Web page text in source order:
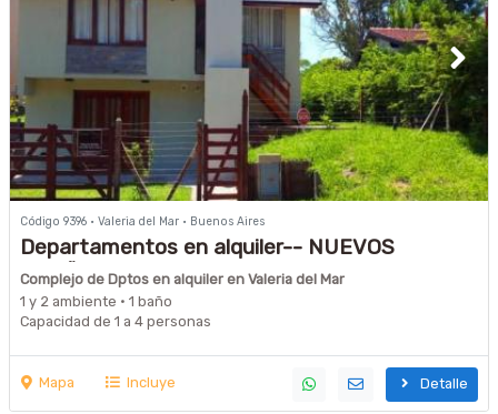
Código 9396 · Valeria del Mar · Buenos Aires
Departamentos en alquiler-- NUEVOS
DUEÑOS--
Complejo de Dptos en alquiler en Valeria del Mar
1 y 2 ambiente · 1 baño
Capacidad de 1 a 4 personas
Mapa Incluye Detalle